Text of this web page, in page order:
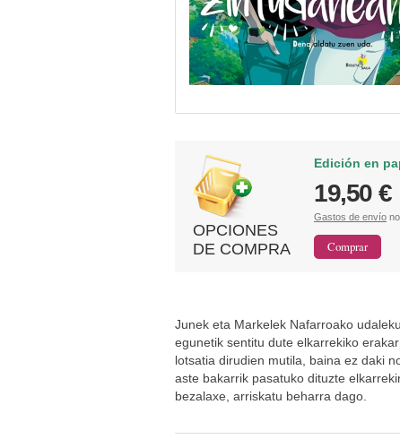
OPCIONES
DE COMPRA
Edición en
19,50 €
Gastos de envío
Junek eta Markelek Nafarroako
egunetik sentitu dute elkarrekiko
lotsatia dirudien mutila, baina ez daki
aste bakarrik pasatuko dituzte
bezalaxe, arriskatu beharra dago.